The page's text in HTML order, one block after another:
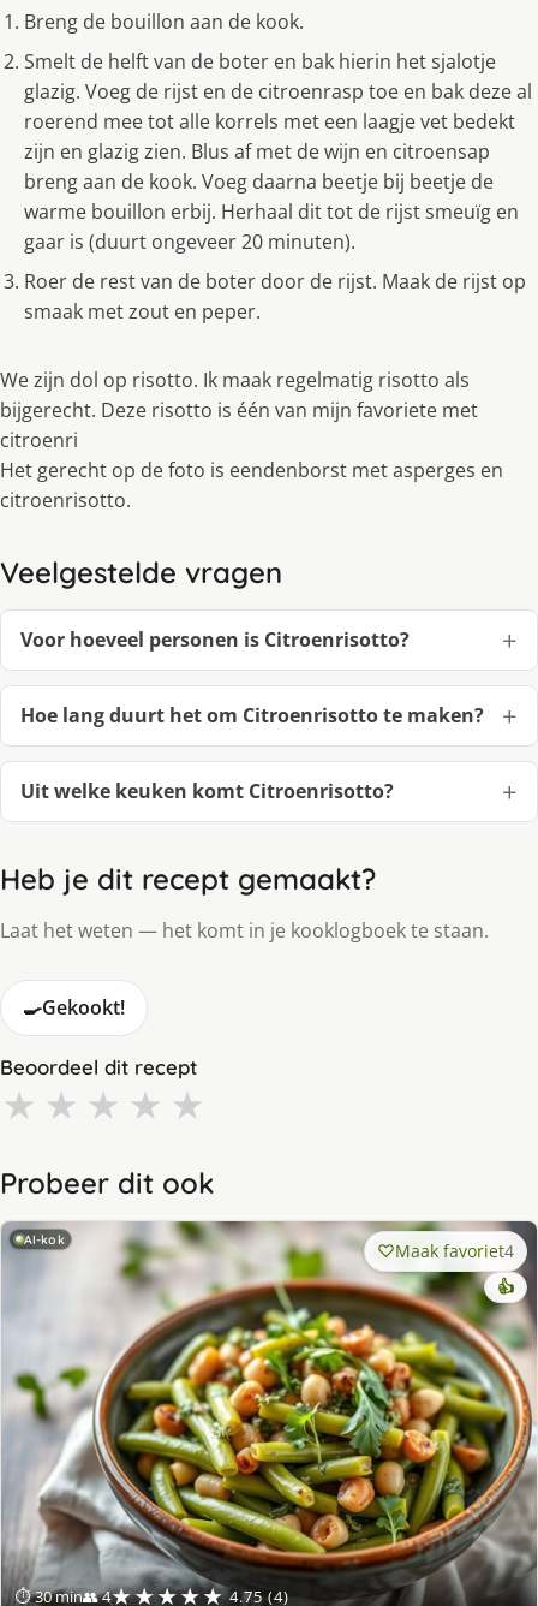
Breng de bouillon aan de kook.
Smelt de helft van de boter en bak hierin het sjalotje
glazig. Voeg de rijst en de citroenrasp toe en bak deze al
roerend mee tot alle korrels met een laagje vet bedekt
zijn en glazig zien. Blus af met de wijn en citroensap
breng aan de kook. Voeg daarna beetje bij beetje de
warme bouillon erbij. Herhaal dit tot de rijst smeuïg en
gaar is (duurt ongeveer 20 minuten).
Roer de rest van de boter door de rijst. Maak de rijst op
smaak met zout en peper.
We zijn dol op risotto. Ik maak regelmatig risotto als
bijgerecht. Deze risotto is één van mijn favoriete met
citroenri
Het gerecht op de foto is eendenborst met asperges en
citroenrisotto.
Veelgestelde vragen
Voor hoeveel personen is Citroenrisotto?
Hoe lang duurt het om Citroenrisotto te maken?
Uit welke keuken komt Citroenrisotto?
Heb je dit recept gemaakt?
Laat het weten — het komt in je kooklogboek te staan.
🍳Gekookt!
Beoordeel dit recept
★ ★ ★ ★ ★
Probeer dit ook
AI-kok
⏱ 30 min👥 4★★★★★ 4.75 (4)
Maak favoriet4
👍